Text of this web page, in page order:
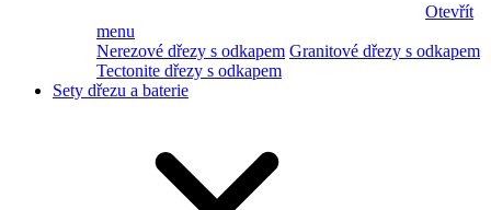
Otevřít
menu
Nerezové dřezy s odkapem Granitové dřezy s odkapem
Tectonite dřezy s odkapem
Sety dřezu a baterie